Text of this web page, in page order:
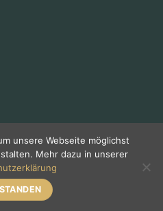
unsere Webseite möglichst
Mehr dazu in unserer